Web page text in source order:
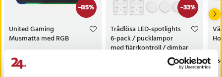
-85%
United Gaming
Musmatta med RGB
Nuvarande pris
29 krTidigare pris
29 kr
I lager, levereras inom 1-2 vardagar
-33%
Trådlösa LED-spotlights
6-pack / pucklampor
med fjärrkontroll / dimbar
:299 kr
I lager, levereras inom 1-2 vardagar